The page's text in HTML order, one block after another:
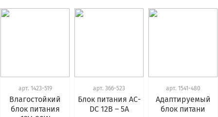
арт. 1423-519
Влагостойкий
блок питания
арт. 366-523
Блок питания АС-
DC 12В – 5А
арт. 1541-480
Адаптируемый
блок питани